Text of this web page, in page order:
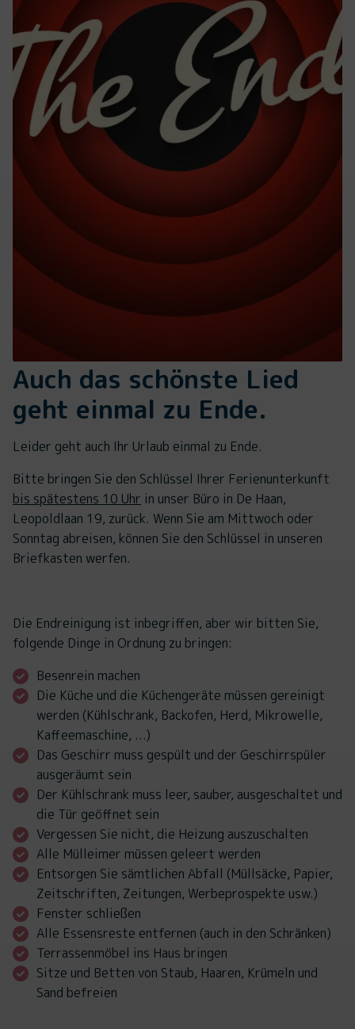
Auch das schönste Lied
geht einmal zu Ende.
Leider geht auch Ihr Urlaub einmal zu Ende.
Bitte bringen Sie den Schlüssel Ihrer Ferienunterkunft
bis spätestens 10 Uhr in unser Büro in De Haan,
Leopoldlaan 19, zurück. Wenn Sie am Mittwoch oder
Sonntag abreisen, können Sie den Schlüssel in unseren
Briefkasten werfen.
Die Endreinigung ist inbegriffen, aber wir bitten Sie,
folgende Dinge in Ordnung zu bringen:
Besenrein machen
Die Küche und die Küchengeräte müssen gereinigt
werden (Kühlschrank, Backofen, Herd, Mikrowelle,
Kaffeemaschine, ...)
Das Geschirr muss gespült und der Geschirrspüler
ausgeräumt sein
Der Kühlschrank muss leer, sauber, ausgeschaltet und
die Tür geöffnet sein
Vergessen Sie nicht, die Heizung auszuschalten
Alle Mülleimer müssen geleert werden
Entsorgen Sie sämtlichen Abfall (Müllsäcke, Papier,
Zeitschriften, Zeitungen, Werbeprospekte usw.)
Fenster schließen
Alle Essensreste entfernen (auch in den Schränken)
Terrassenmöbel ins Haus bringen
Sitze und Betten von Staub, Haaren, Krümeln und
Sand befreien